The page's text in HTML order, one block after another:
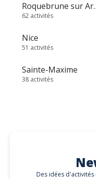
62 activités
Nice
51 activités
Sainte-Maxime
38 activités
Des idées